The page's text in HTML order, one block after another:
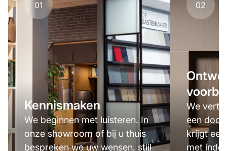
01
Kennismaken
We beginnen met luisteren. In
onze showroom of bij u thuis
bespreken we uw wensen, stijl
02
We
een
krijgt
met